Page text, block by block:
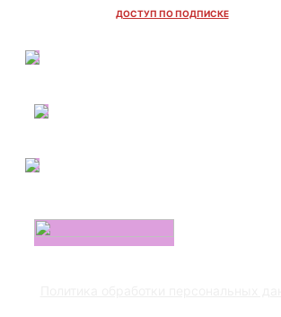
ДОСТУП ПО ПОДПИСКЕ